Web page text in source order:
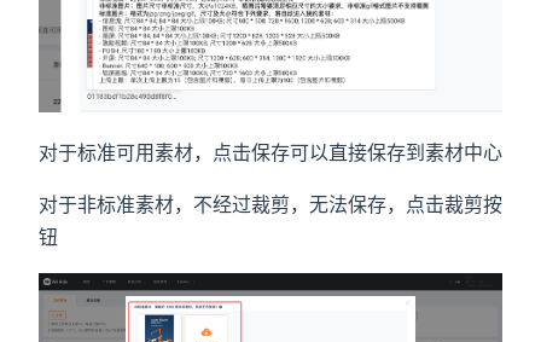
对于标准可用素材，点击保存可以直接保存到素材中心
对于非标准素材，不经过裁剪，无法保存，点击裁剪按
钮